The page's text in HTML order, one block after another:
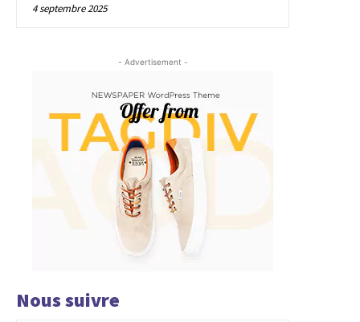
4 septembre 2025
- Advertisement -
Nous suivre